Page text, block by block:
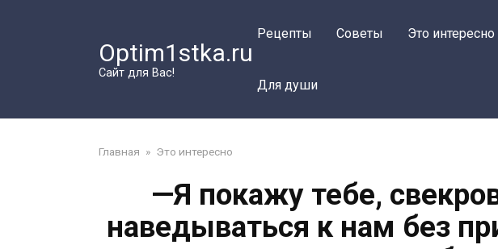
Optim1stka.ru
Сайт для Вас!
Рецепты Советы Это интересно
Для души
Главная » Это интересно
—Я покажу тебе,
наведываться к нам без